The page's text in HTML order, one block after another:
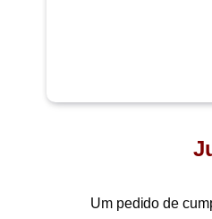
Um pedido de